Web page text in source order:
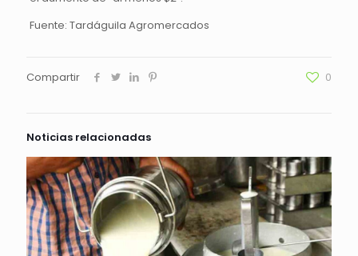
Fuente: Tardáguila Agromercados
Compartir 0
Noticias relacionadas